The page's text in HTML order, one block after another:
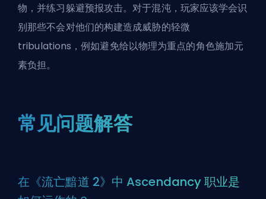
物，并练习躲避预报攻击。对于混沌，玩家应该学会识
别那些不会对他们的构建造成威胁的轻微
tribulations，例如避免给以物理为重点的角色施加元
素负担。
常见问题解答
在《流亡黯道 2》中 Ascendancy 职业是